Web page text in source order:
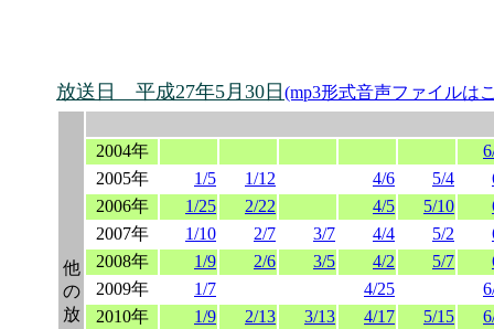
放送日 平成27年5月30日 (mp3形式音声ファイルは
他
の
放
2004年
2005年
1/5 1/12 4/6 5/4
2006年
1/25 2/22 4/5 5/10
2007年
1/10 2/7 3/7 4/4 5/2
2008年
1/9 2/6 3/5 4/2 5/7
2009年
1/7 4/25
2010年
1/9 2/13 3/13 4/17 5/15